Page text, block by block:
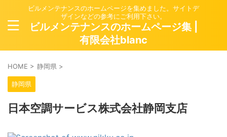
ビルメンテナンスのホームページを集めました。サイトデ
ザインなどの参考にご利用下さい。
ビルメンテナンスのホームページ集 |
有限会社blanc
HOME > 静岡県 >
静岡県
日本空調サービス株式会社静岡支店